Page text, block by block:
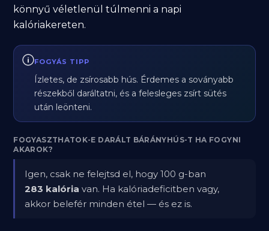
könnyű véletlenül túlmenni a napi
kalóriakereten.
FOGYÁS TIPP
Ízletes, de zsírosabb hús. Érdemes a soványabb
részekből daráltatni, és a felesleges zsírt sütés
után leönteni.
FOGYASZTHATOK-E DARÁLT BÁRÁNYHÚS-T HA FOGYNI
AKAROK?
Igen, csak ne felejtsd el, hogy 100 g-ban
283 kalória van. Ha kalóriadeficitben vagy,
akkor belefér minden étel — és ez is.